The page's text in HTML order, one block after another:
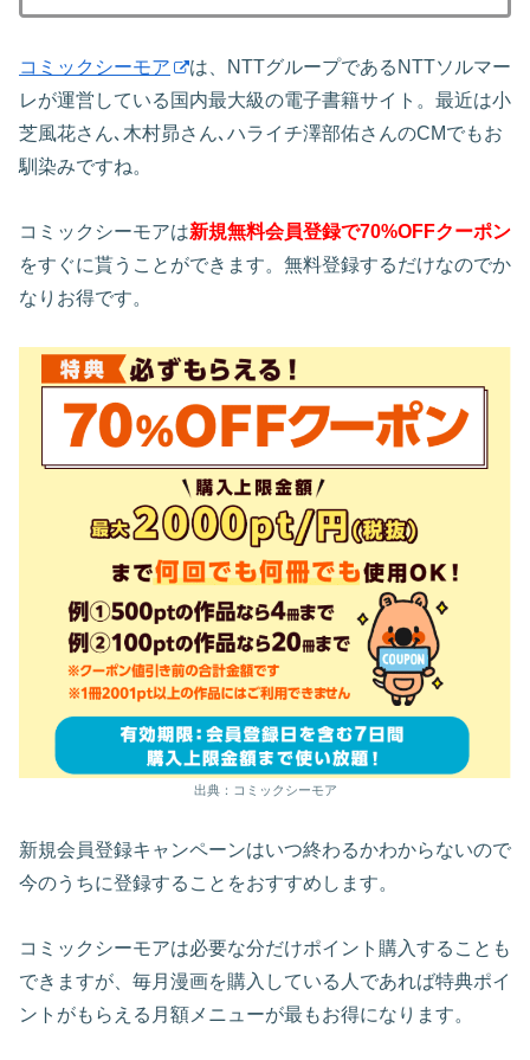
コミックシーモア
は、NTTグループであるNTTソルマー
レが運営している国内最大級の電子書籍サイト。最近は小
芝風花さん､木村昴さん､ハライチ澤部佑さんのCMでもお
馴染みですね。
コミックシーモアは新規無料会員登録で70%OFFクーポン
をすぐに貰うことができます。無料登録するだけなのでか
なりお得です。
出典：コミックシーモア
新規会員登録キャンペーンはいつ終わるかわからないので
今のうちに登録することをおすすめします。
コミックシーモアは必要な分だけポイント購入することも
できますが、毎月漫画を購入している人であれば特典ポイ
ントがもらえる月額メニューが最もお得になります。